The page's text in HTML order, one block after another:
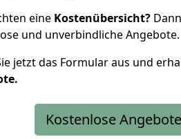
eine Kostenübersicht?
und unverbindliche Angebote.
jetzt das Formular aus und
Kostenlose